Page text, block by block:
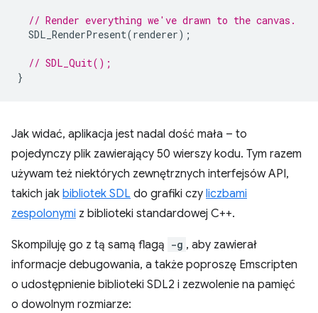
// Render everything we've drawn to the canvas.
SDL_RenderPresent(renderer);
// SDL_Quit();
}
Jak widać, aplikacja jest nadal dość mała – to
pojedynczy plik zawierający 50 wierszy kodu. Tym razem
używam też niektórych zewnętrznych interfejsów API,
takich jak bibliotek SDL do grafiki czy liczbami
zespolonymi z biblioteki standardowej C++.
Skompiluję go z tą samą flagą -g , aby zawierał
informacje debugowania, a także poproszę Emscripten
o udostępnienie biblioteki SDL2 i zezwolenie na pamięć
o dowolnym rozmiarze: